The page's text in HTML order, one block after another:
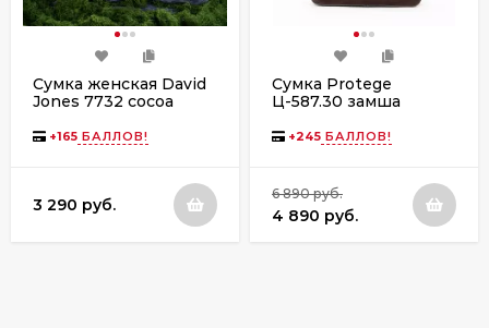
Сумка женская David
Jones 7732 cocoa
+165 БАЛЛОВ!
3 290 руб.
Сумка Protege
Ц-587.30 замша
+245 БАЛЛОВ!
6 890 руб.
4 890 руб.